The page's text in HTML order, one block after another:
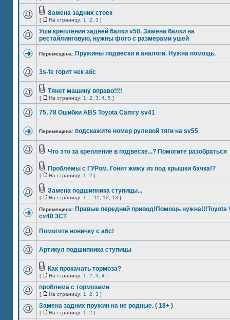
Замена задних стоек
[ На страницу: 1 2 3 ]
Уши крепления задней балки v50. Замена балки на
рестайлинговую, нужны фото с размерами ушей
Перемещена: Пружины подвески и аналоги. Нужна помощь.
3s-fe горит чек абс
Тянет машину вправо!!!!
[ На страницу: 1 2 3 4 5 ]
75, 78 Ошибки ABS Toyota Camry sv41
Перемещена: подскажите номер рулевой тяги на sv55
Что это за крепление в подвеске...? Помогите разобраться
Проблемы с ГУРом. Гонит жижу из под крышки бачка!?
[ На страницу: 1 2 ]
Замена подшипника ступицы...
[ На страницу: 1 11 12 13 ]
Перемещена: Правые передний привод!Помощь нужна!!!Toyota
cv40 3CT
Помогите новичку с абс!
Артикул подшипника ступицы
Как прокачать тормоза?
[ На страницу: 1 2 3 4 ]
проблема с тормозами
[ На страницу: 1 2 3 ]
Замена задних пружин на не родные. ( 18+ )
[ На страницу: 1 2 ]